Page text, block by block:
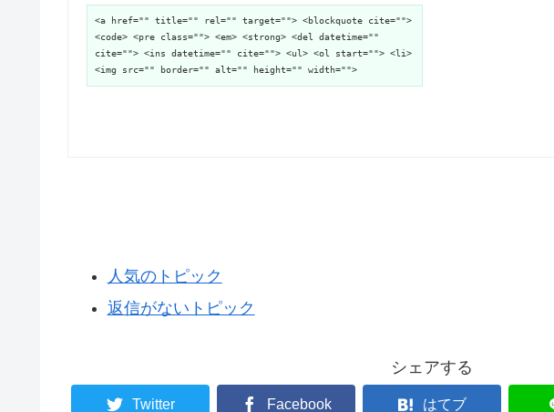
<a href="" title="" rel="" target=""> <blockquote cite="">
<code> <pre class=""> <em> <strong> <del datetime=""
cite=""> <ins datetime="" cite=""> <ul> <ol start=""> <li>
<img src="" border="" alt="" height="" width="">
人気のトピック
返信がないトピック
シェアする
Twitter Facebook はてブ